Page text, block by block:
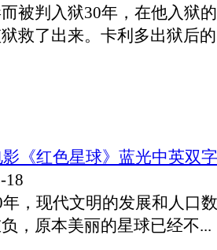
被判入狱30年，在他入狱
救了出来。卡利多出狱后
《红色星球》蓝光中英双字
18
，现代文明的发展和人口
，原本美丽的星球已经不...